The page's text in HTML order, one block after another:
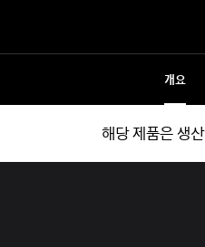
개요
해당 제품은 생